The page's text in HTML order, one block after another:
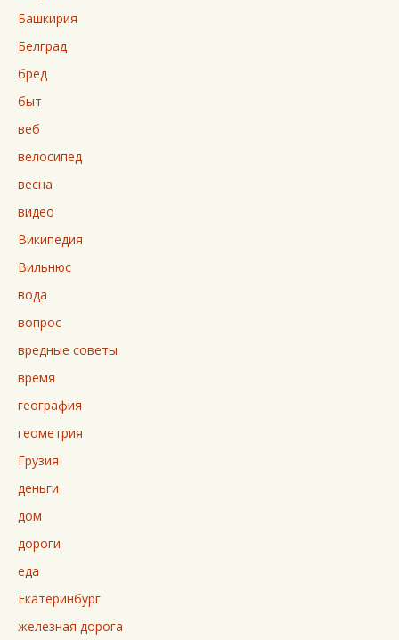
Башкирия
Белград
бред
быт
веб
велосипед
весна
видео
Википедия
Вильнюс
вода
вопрос
вредные советы
время
география
геометрия
Грузия
деньги
дом
дороги
еда
Екатеринбург
железная дорога